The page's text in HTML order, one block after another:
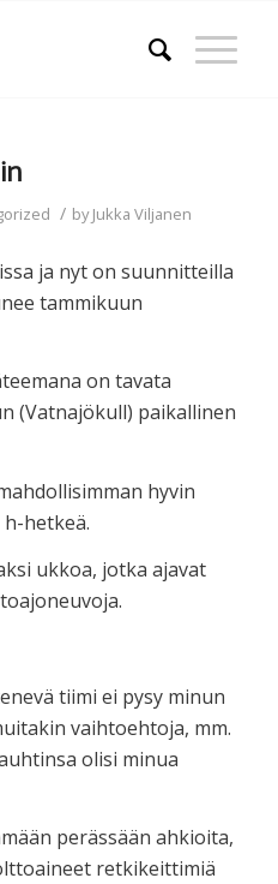
/ byJukka Viljanen
ja nyt on suunnitteilla
tammikuun
on tavata
(Vatnajökull) paikallinen
hyvin
hetkeä.
ukkoa, jotka ajavat
tiimi ei pysy minun
vaihtoehtoja, mm.
olisi minua
perässään ahkioita,
retkikeittimiä